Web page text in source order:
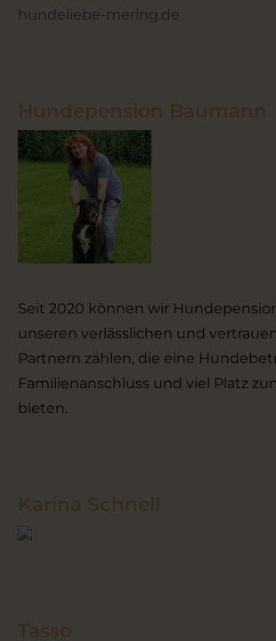
hundeliebe-mering.de
Seit 2020 können wir
unseren verlässlichen und
Partnern zählen, die eine
Familienanschluss und viel Platz
bieten.